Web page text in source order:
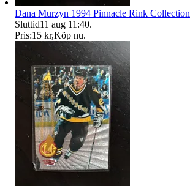
Dana Murzyn 1994 Pinnacle Rink Collection
Sluttid11 aug 11:40.
Pris:15 kr,Köp nu.